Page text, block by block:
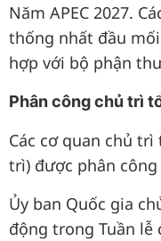
Năm APEC 2027.
thống nhất đầu
hợp với bộ phận
Phân công chủ trì
Các cơ quan chủ
trì) được phân
Ủy ban Quốc gia
động trong Tuần lễ